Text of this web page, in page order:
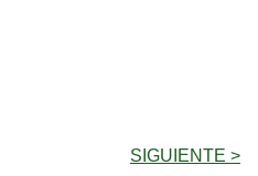
SIGUIENTE >